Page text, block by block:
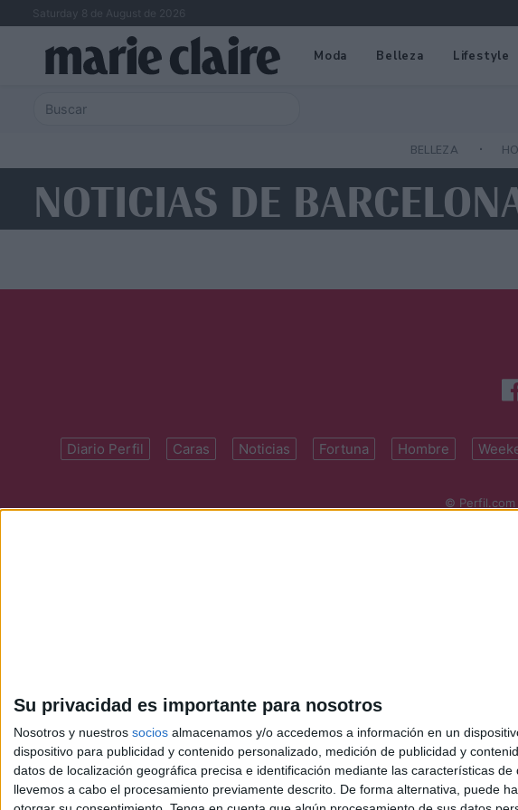
Su privacidad es importante para nosotros
Nosotros y nuestros socios almacenamos y/o accedemos a información en un
dispositivo para publicidad y contenido personalizado, medición de publicidad y
datos de localización geográfica precisa e identificación mediante las características
llevemos a cabo el procesamiento previamente descrito. De forma alternativa, puede
Saturday 8 de August de 2026
Moda Belleza Lifestyle
BELLEZA
NOTICIAS DE
Diario Perfil Caras Noticias Fortuna Hombre
© Perfil.com